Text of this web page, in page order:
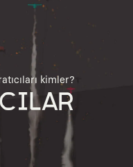
kimler?